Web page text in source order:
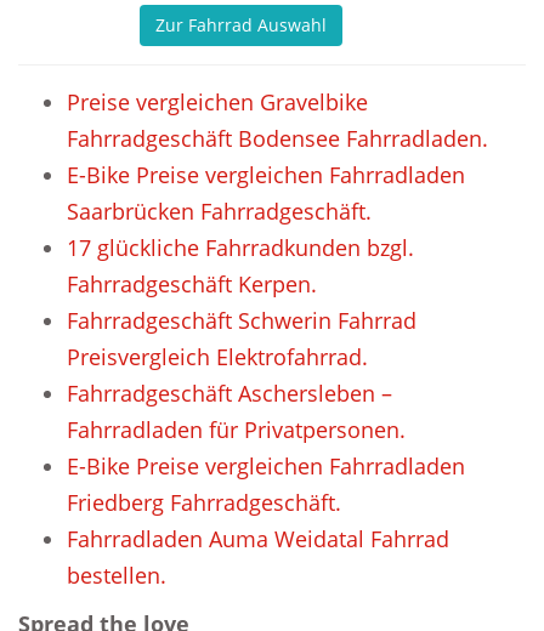
Zur Fahrrad Auswahl
Preise vergleichen Gravelbike
Fahrradgeschäft Bodensee Fahrradladen.
E-Bike Preise vergleichen Fahrradladen
Saarbrücken Fahrradgeschäft.
17 glückliche Fahrradkunden bzgl.
Fahrradgeschäft Kerpen.
Fahrradgeschäft Schwerin Fahrrad
Preisvergleich Elektrofahrrad.
Fahrradgeschäft Aschersleben –
Fahrradladen für Privatpersonen.
E-Bike Preise vergleichen Fahrradladen
Friedberg Fahrradgeschäft.
Fahrradladen Auma Weidatal Fahrrad
bestellen.
Spread the love